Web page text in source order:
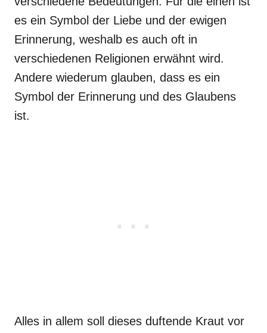
es ein Symbol der Liebe und der ewigen
Erinnerung, weshalb es auch oft in
verschiedenen Religionen erwähnt wird.
Andere wiederum glauben, dass es ein
Symbol der Erinnerung und des Glaubens
ist.
Alles in allem soll dieses duftende Kraut vor